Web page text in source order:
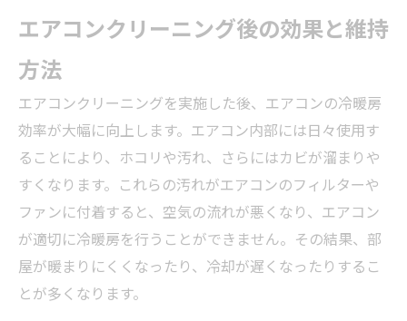
エアコンクリーニング後の効果と維持
方法
エアコンクリーニングを実施した後、エアコンの冷暖房
効率が大幅に向上します。エアコン内部には日々使用す
ることにより、ホコリや汚れ、さらにはカビが溜まりや
すくなります。これらの汚れがエアコンのフィルターや
ファンに付着すると、空気の流れが悪くなり、エアコン
が適切に冷暖房を行うことができません。その結果、部
屋が暖まりにくくなったり、冷却が遅くなったりするこ
とが多くなります。